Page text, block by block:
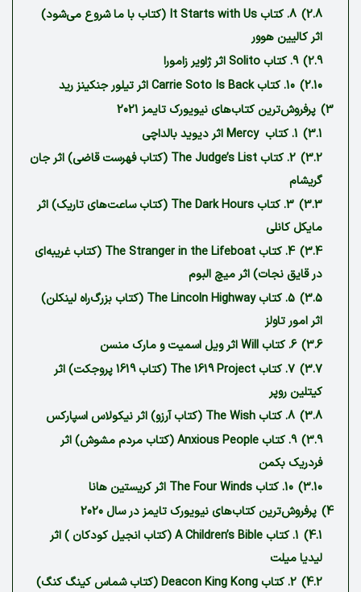
2.8)
8. کتاب It Starts with Us (کتاب با ما شروع می‌شود)
اثر کالیین هوور
2.9) 9. کتاب Solito اثر ژاویر زامورا
2.10) 10. کتاب Carrie Soto Is Back اثر تیلور جنکینز رید
3) پرفروش‌ترین کتاب‌های نیویورک تایمز 2021
3.1)
1. کتاب ‏ Mercy اثر دیوید بالداچی
3.2)
2. کتاب The Judge’s List (کتاب فهرست قاضی) اثر جان
گریشام
3.3)
3. کتاب The Dark Hours (کتاب ساعت‌های تاریک) اثر
مایکل کانلی
3.4)
4. کتاب The Stranger in the Lifeboat (کتاب غریبه‌ای
در قایق نجات) اثر میچ البوم
3.5)
5. کتاب The Lincoln Highway (کتاب بزرگ‌راه لینکلن)
اثر امور تاولز
3.6) 6. کتاب Will اثر ویل اسمیت و مارک منسن
3.7)
7. کتاب The 1619 Project (کتاب 1619 پروجکت) اثر
کیتلین روپر
3.8) 8. کتاب The Wish (کتاب آرزو) اثر نیکولاس اسپارکس
3.9)
9. کتاب Anxious People (کتاب مردم مشوش) اثر
فردریک بکمن
3.10) 10. کتاب The Four Winds اثر کریستین هانا
4) پرفروش‌ترین کتاب‌های نیویورک تایمز در سال 2020‏
4.1)
1. کتاب A Children’s Bible (کتاب انجیل کودکان ) اثر
لیدیا میلت
4.2)
2. کتاب Deacon King Kong (کتاب شماس کینگ کنگ)